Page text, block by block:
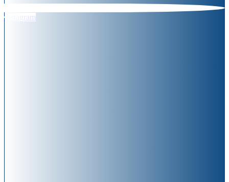
Instagram